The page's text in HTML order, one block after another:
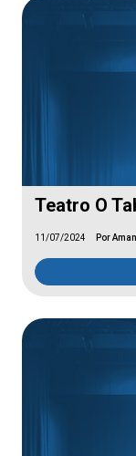
Teatro O
11/07/2024 Por